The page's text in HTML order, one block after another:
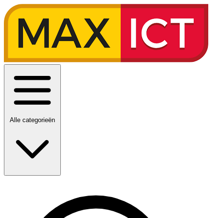
Alle categorieën